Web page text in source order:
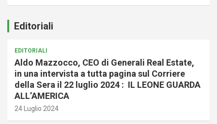
Editoriali
EDITORIALI
Aldo Mazzocco, CEO di Generali Real Estate,
in una intervista a tutta pagina sul Corriere
della Sera il 22 luglio 2024 : IL LEONE GUARDA
ALL’AMERICA
24 Luglio 2024